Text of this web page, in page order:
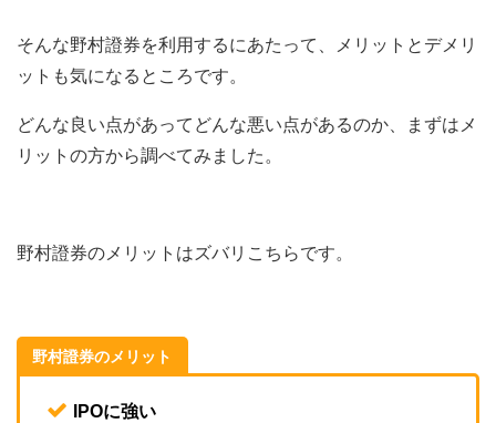
そんな野村證券を利用するにあたって、メリットとデメリ
ットも気になるところです。
どんな良い点があってどんな悪い点があるのか、まずはメ
リットの方から調べてみました。
野村證券のメリットはズバリこちらです。
野村證券のメリット
IPOに強い